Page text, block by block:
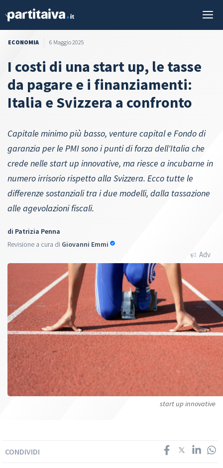
ECONOMIA 6 Maggio 2025
I costi di una start up, le tasse
da pagare e i finanziamenti:
Italia e Svizzera a confronto
Capitale minimo più basso, venture capital e Fondo di
garanzia per le PMI sono i punti di forza dell'Italia che
crede nelle start up innovative, ma riesce a incubarne in
numero irrisorio rispetto alla Svizzera. Ecco tutte le
differenze sostanziali tra i due modelli, dalla tassazione
alle agevolazioni fiscali.
di Patrizia Penna
Revisione a cura di Giovanni Emmi
Adv
start up innovative
CONDIVIDI